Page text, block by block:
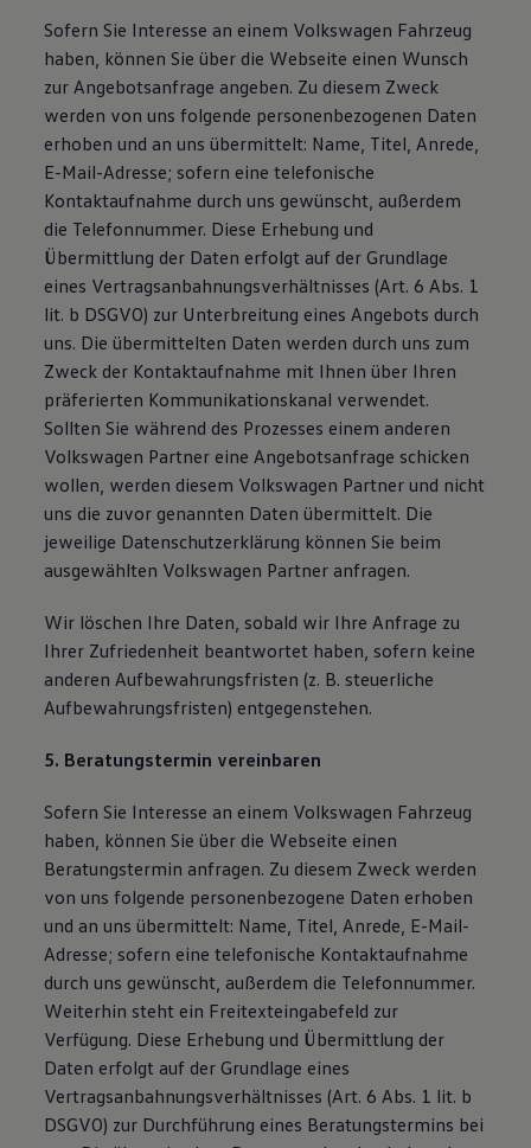
Sofern Sie Interesse an einem Volkswagen Fahrzeug
haben, können Sie über die Webseite einen Wunsch
zur Angebotsanfrage angeben. Zu diesem Zweck
werden von uns folgende personenbezogenen Daten
erhoben und an uns übermittelt: Name, Titel, Anrede,
E-Mail-Adresse; sofern eine telefonische
Kontaktaufnahme durch uns gewünscht, außerdem
die Telefonnummer. Diese Erhebung und
Übermittlung der Daten erfolgt auf der Grundlage
eines Vertragsanbahnungsverhältnisses (Art. 6 Abs. 1
lit. b DSGVO) zur Unterbreitung eines Angebots durch
uns. Die übermittelten Daten werden durch uns zum
Zweck der Kontaktaufnahme mit Ihnen über Ihren
präferierten Kommunikationskanal verwendet.
Sollten Sie während des Prozesses einem anderen
Volkswagen Partner eine Angebotsanfrage schicken
wollen, werden diesem Volkswagen Partner und nicht
uns die zuvor genannten Daten übermittelt. Die
jeweilige Datenschutzerklärung können Sie beim
ausgewählten Volkswagen Partner anfragen.
Wir löschen Ihre Daten, sobald wir Ihre Anfrage zu
Ihrer Zufriedenheit beantwortet haben, sofern keine
anderen Aufbewahrungsfristen (z. B. steuerliche
Aufbewahrungsfristen) entgegenstehen.
5. Beratungstermin vereinbaren
Sofern Sie Interesse an einem Volkswagen Fahrzeug
haben, können Sie über die Webseite einen
Beratungstermin anfragen. Zu diesem Zweck werden
von uns folgende personenbezogene Daten erhoben
und an uns übermittelt: Name, Titel, Anrede, E-Mail-
Adresse; sofern eine telefonische Kontaktaufnahme
durch uns gewünscht, außerdem die Telefonnummer.
Weiterhin steht ein Freitexteingabefeld zur
Verfügung. Diese Erhebung und Übermittlung der
Daten erfolgt auf der Grundlage eines
Vertragsanbahnungsverhältnisses (Art. 6 Abs. 1 lit. b
DSGVO) zur Durchführung eines Beratungstermins bei